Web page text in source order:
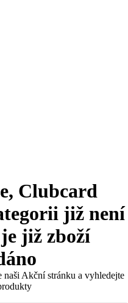
Clubcard
již není
již zboží
naši Akční stránku a vyhledejte